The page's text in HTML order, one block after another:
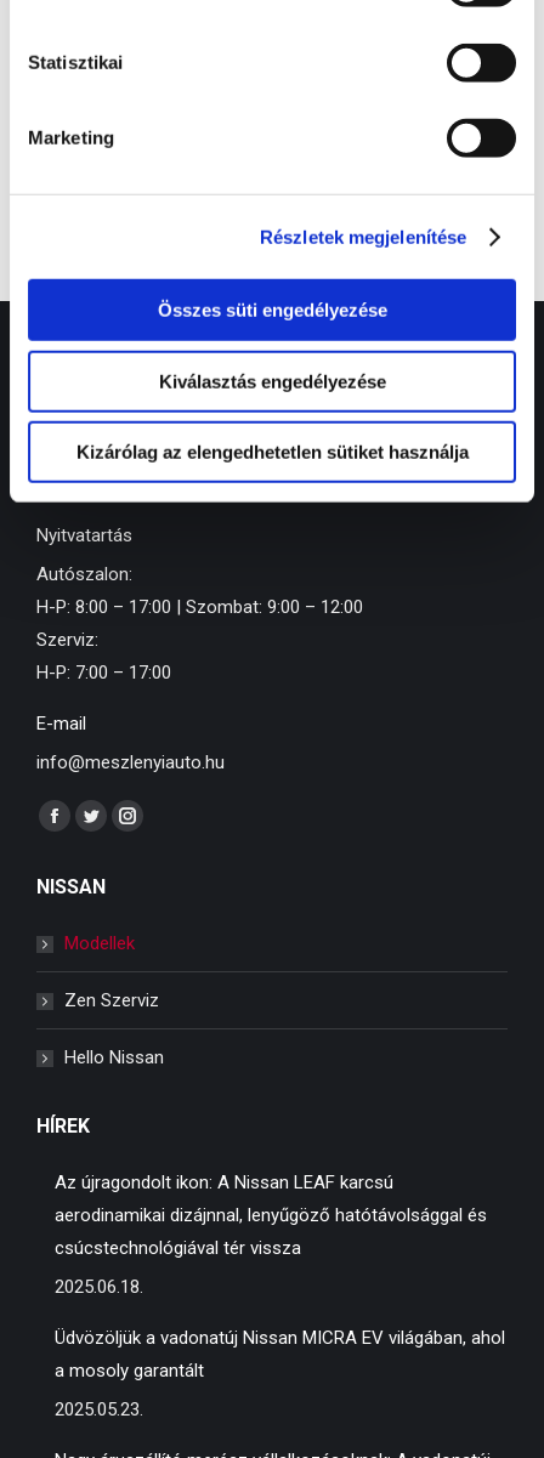
Statisztikai
Marketing
Részletek megjelenítése
Összes süti engedélyezése
Kiválasztás engedélyezése
Kizárólag az elengedhetetlen sütiket használja
ELÉRHETŐSÉGEINK
Telefon
+36 66 519 200
Nyitvatartás
Autószalon:
H-P: 8:00 – 17:00 | Szombat: 9:00 – 12:00
Szerviz:
H-P: 7:00 – 17:00
E-mail
info@meszlenyiauto.hu
Find us on:
Facebook
opens
window
Twitter
opens
window
Instagram
window
NISSAN
Modellek
Zen Szerviz
Hello Nissan
HÍREK
Az újragondolt ikon: A Nissan LEAF karcsú
aerodinamikai dizájnnal, lenyűgöző hatótávolsággal és
csúcstechnológiával tér vissza
2025.06.18.
Üdvözöljük a vadonatúj Nissan MICRA EV világában, ahol
a mosoly garantált
2025.05.23.